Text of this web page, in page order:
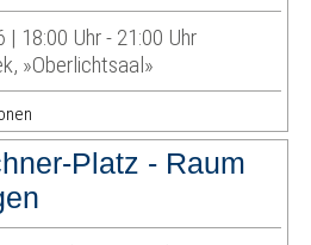
18:00 Uhr - 21:00 Uhr
»Oberlichtsaal»
Platz - Raum